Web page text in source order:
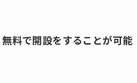
無料で開設をすることが可能